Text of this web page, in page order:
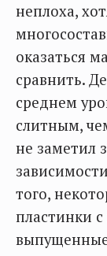
неплоха,
оказаться
сравнить.
среднем
слитным,
не заметил
того,
пластинки
выпущенные